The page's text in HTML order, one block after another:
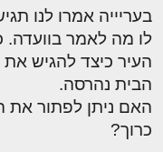
בעריייה אמרו לנו
לו מה לאמר בוועדה.
העיר כיצד להגיש
הבית נהרסה.
האם ניתן לפתור את
כרוך?